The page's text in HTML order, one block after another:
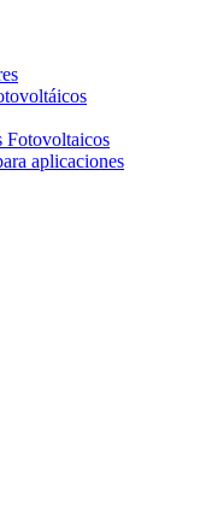
Fotovoltaicos
aplicaciones